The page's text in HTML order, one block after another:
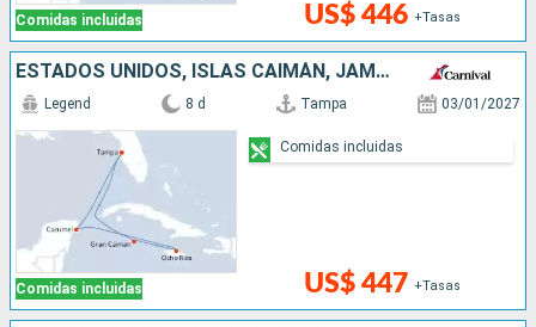
Comidas incluidas US$ 446 +Tasas
ESTADOS UNIDOS, ISLAS CAIMÁN, JAMAICA, MÉXICO
Comidas incluidas
Legend 8 d Tampa 03/01/2027
US$ 447 +Tasas
Comidas incluidas